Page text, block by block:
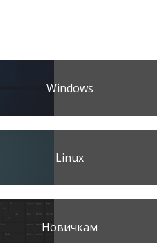
Windows
Linux
Новичкам